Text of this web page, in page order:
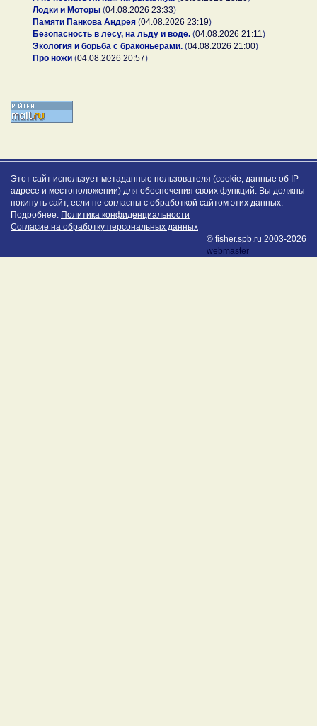
Лодки и Моторы (04.08.2026 23:33)
Памяти Панкова Андрея (04.08.2026 23:19)
Безопасность в лесу, на льду и воде. (04.08.2026 21:11 )
Экология и борьба с браконьерами. (04.08.2026 21:00)
Про ножи (04.08.2026 20:57)
Этот сайт использует метаданные пользователя (cookie, данные об IP-
адресе и местоположении) для обеспечения своих функций. Вы должны
покинуть сайт, если не согласны с обработкой сайтом этих данных.
Подробнее: Политика конфиденциальности
Согласие на обработку персональных данных
© fisher.spb.ru 2003-2026
webmaster